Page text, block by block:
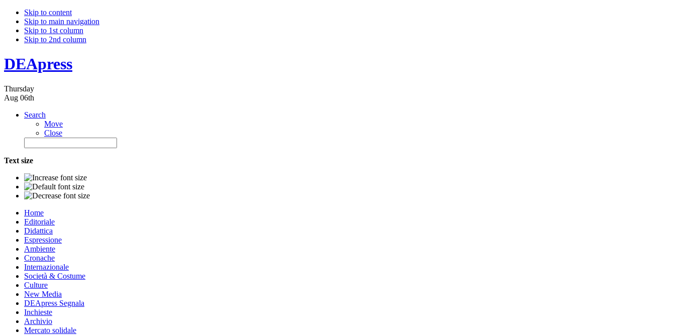
Skip to content
Skip to main navigation
Skip to 1st column
Skip to 2nd column
DEApress
Thursday
Aug 06th
Search
Move
Close
Text size
Home
Editoriale
Didattica
Espressione
Ambiente
Cronache
Internazionale
Società & Costume
Culture
New Media
DEApress Segnala
Inchieste
Archivio
Mercato solidale